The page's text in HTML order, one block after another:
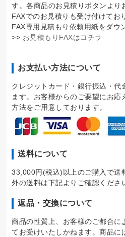
す。各商品のお見積りボタンより
FAXでのお見積りも受け付けてお
FAX専用見積もり依頼用紙をダウ
>> お見積もりFAXはコチラ
お支払い方法について
クレジットカード・銀行振込・代
ます。お客様からのご要望にお
方法をご用意しております。
送料について
33,000円(税込)以上のご購入で送
外の送料は下記よりご確認くださ
返品・交換について
商品の性質上、お客様のご都合に
てお受けいたしかねます。商品に